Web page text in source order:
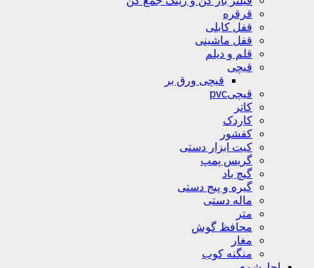
قرقره
قفل کابلی
قفل ماشینی
قلم و دیلم
قیچی
قیچی ورق بر
قیچیpvc
کاتر
کاردک
کفشور
کیت ابزار دستی
گریس پمپ
گیچ باد
گیره و پیج دستی
ماله دستی
متر
محافظ گوش
مغار
منگنه کوب